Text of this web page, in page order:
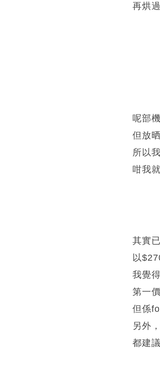
再烘
呢部
但放
所以
咁我
其實
以
我覺
第一
但係
另外
都建